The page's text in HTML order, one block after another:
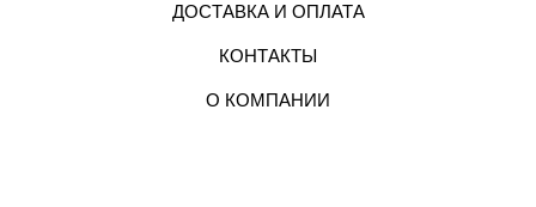
ДОСТАВКА И ОПЛАТА
КОНТАКТЫ
О КОМПАНИИ